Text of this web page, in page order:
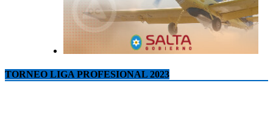
TORNEO LIGA PROFESIONAL 2023